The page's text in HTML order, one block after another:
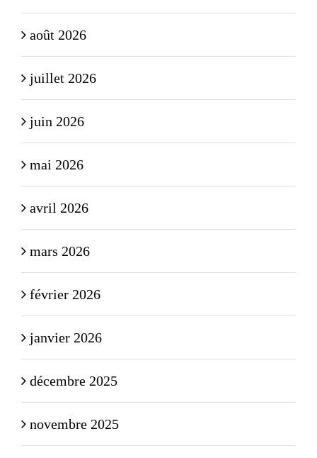
août 2026
juillet 2026
juin 2026
mai 2026
avril 2026
mars 2026
février 2026
janvier 2026
décembre 2025
novembre 2025